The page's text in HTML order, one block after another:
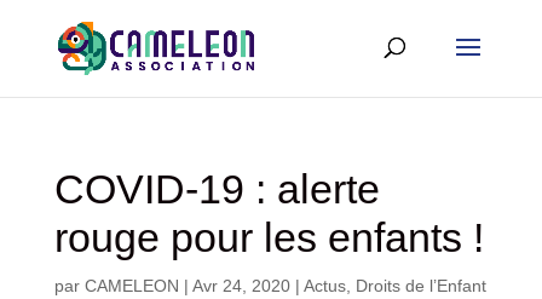
COVID-19 : alerte
rouge pour les enfants !
par CAMELEON | Avr 24, 2020| Actus, Droits de l’Enfant